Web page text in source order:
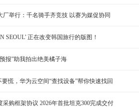
举行：千名骑手齐竞技 以赛为媒促协同
SEOUL’ 正在改变韩国旅行的版图！
报”助我拍出绝美橘子海
慌，华为云空间“查找设备”帮你快速找回
购框架协议 2026年首批坦克300完成交付